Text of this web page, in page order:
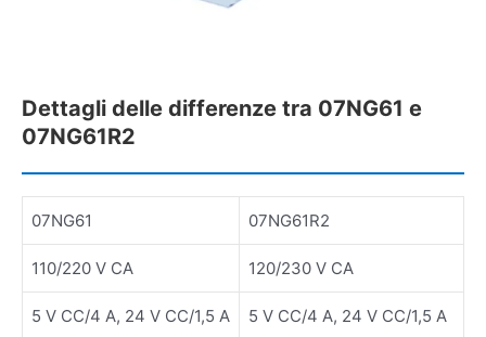
Dettagli delle differenze tra 07NG61 e
07NG61R2
07NG61 07NG61R2
110/220 V CA 120/230 V CA
5 V CC/4 A, 24 V CC/1,5 A 5 V CC/4 A, 24 V CC/1,5 A